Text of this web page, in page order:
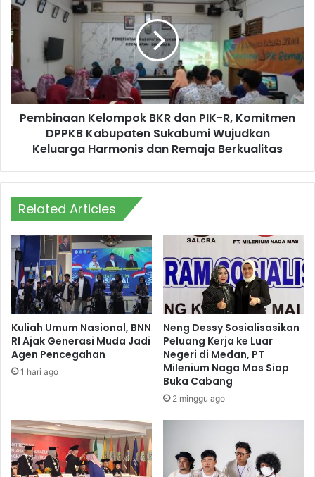
Pembinaan Kelompok BKR dan PIK-R, Komitmen
DPPKB Kabupaten Sukabumi Wujudkan
Keluarga Harmonis dan Remaja Berkualitas
Related Articles
Kuliah Umum Nasional, BNN
RI Ajak Generasi Muda Jadi
Agen Pencegahan
1 hari ago
Neng Dessy Sosialisasikan
Peluang Kerja ke Luar
Negeri di Medan, PT
Milenium Naga Mas Siap
Buka Cabang
2 minggu ago